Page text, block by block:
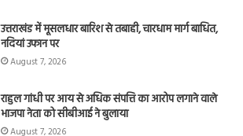
उत्तराखंड में मूसलधार बारिश से तबाही, चारधाम मार्ग बाधित,
नदियां उफान पर
August 7, 2026
राहुल गांधी पर आय से अधिक संपत्ति का आरोप लगाने वाले
भाजपा नेता को सीबीआई ने बुलाया
August 7, 2026